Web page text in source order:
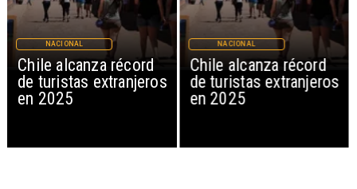
Chile alcanza récord
de turistas extranjeros
en 2025
NACIONAL
Chile alcanza récord
de turistas extranjeros
en 2025
NACIONAL